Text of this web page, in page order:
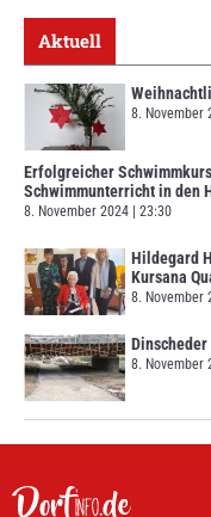
Aktuell
8. November
Erfolgreicher
Schwimmunterricht in den
8. November 2024 23:30
Hildegard
Kursana
8. November
8. November